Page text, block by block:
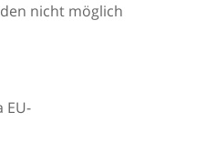
nicht möglich
EU-